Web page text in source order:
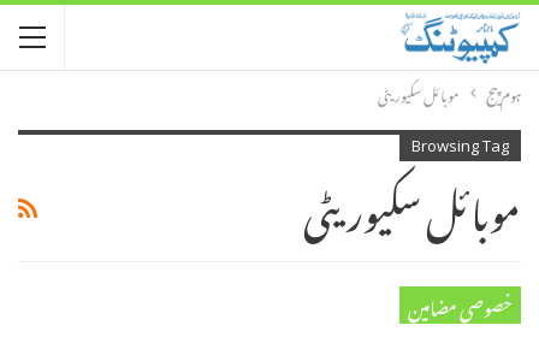
ہوم پیج موبائل سکیوریٹی
Browsing Tag
موبائل سکیوریٹی
خصوصی مضامین